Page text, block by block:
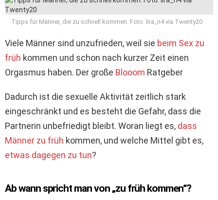
Tipps für Männer, die zu schnell kommen. Foto: lira_n4 via Twenty20
Viele Männer sind unzufrieden, weil sie beim Sex zu
früh kommen und schon nach kurzer Zeit einen
Orgasmus haben. Der große Blooom Ratgeber
Dadurch ist die sexuelle Aktivität zeitlich stark
eingeschränkt und es besteht die Gefahr, dass die
Partnerin unbefriedigt bleibt. Woran liegt es, dass
Männer zu früh kommen, und welche Mittel gibt es,
etwas dagegen zu tun?
Ab wann spricht man von „zu früh kommen“?